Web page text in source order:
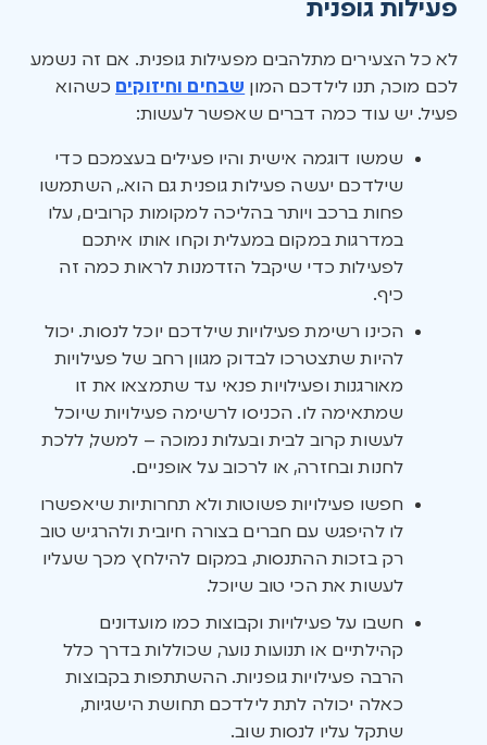
פעילות גופנית
לא כל הצעירים מתלהבים מפעילות גופנית. אם זה נשמע
לכם מוכר, תנו לילדכם המון שבחים וחיזוקים כשהוא
פעיל. יש עוד כמה דברים שאפשר לעשות:
שמשו דוגמה אישית והיו פעילים בעצמכם כדי
שילדכם יעשה פעילות גופנית גם הוא., השתמשו
פחות ברכב ויותר בהליכה למקומות קרובים, עלו
במדרגות במקום במעלית וקחו אותו איתכם
לפעילות כדי שיקבל הזדמנות לראות כמה זה
כיף.
הכינו רשימת פעילויות שילדכם יוכל לנסות. יכול
להיות שתצטרכו לבדוק מגוון רחב של פעילויות
מאורגנות ופעילויות פנאי עד שתמצאו את זו
שמתאימה לו. הכניסו לרשימה פעילויות שיוכל
לעשות קרוב לבית ובעלות נמוכה – למשל, ללכת
לחנות ובחזרה, או לרכוב על אופניים.
חפשו פעילויות פשוטות ולא תחרותיות שיאפשרו
לו להיפגש עם חברים בצורה חיובית ולהרגיש טוב
רק בזכות ההתנסות, במקום להילחץ מכך שעליו
לעשות את הכי טוב שיוכל.
חשבו על פעילויות וקבוצות כמו מועדונים
קהילתיים או תנועות נוער, שכוללות בדרך כלל
הרבה פעילויות גופניות. ההשתתפות בקבוצות
כאלה יכולה לתת לילדכם תחושת הישגיות,
שתקל עליו לנסות שוב.